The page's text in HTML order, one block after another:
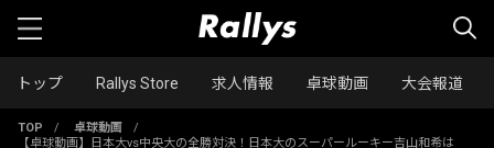
トップ Rallys Store 求人情報 卓球動画 大会報道
TOP / 卓球動画
/
【卓球動画】日本大vs中央大の全勝対決！日本大のスーパールーキー吉山和希は